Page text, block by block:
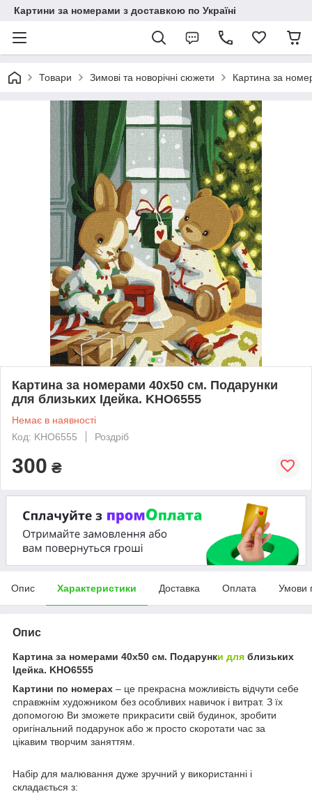
Картини за номерами з доставкою по Україні
Товари Зимові та новорічні сюжети Картина за
Картина за номерами 40х50 см. Подарунки
для близьких Ідейка. KHO6555
Немає в наявності
Код: KHO6555
Роздріб
300 ₴
Опис Характеристики Доставка Оплата Умови
Опис
Картина за номерами 40х50 см. Подарунки для близьких
Ідейка. KHO6555
Картини по номерах – це прекрасна можливість відчути себе
справжнім художником без особливих навичок і витрат. З їх
допомогою Ви зможете прикрасити свій будинок, зробити
оригінальний подарунок або ж просто скоротати час за
цікавим творчим заняттям.
Набір для малювання дуже зручний у використанні і
складається з: